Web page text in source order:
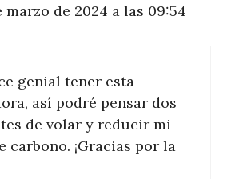
marzo de 2024 a las 09:54
genial tener esta
así podré pensar dos
de volar y reducir mi
carbono. ¡Gracias por la